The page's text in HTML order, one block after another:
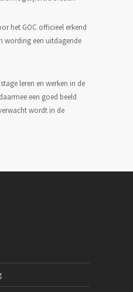
het GOC officieel erkend
wording een uitdagende
leren en werken in de
een goed beeld
wordt in de